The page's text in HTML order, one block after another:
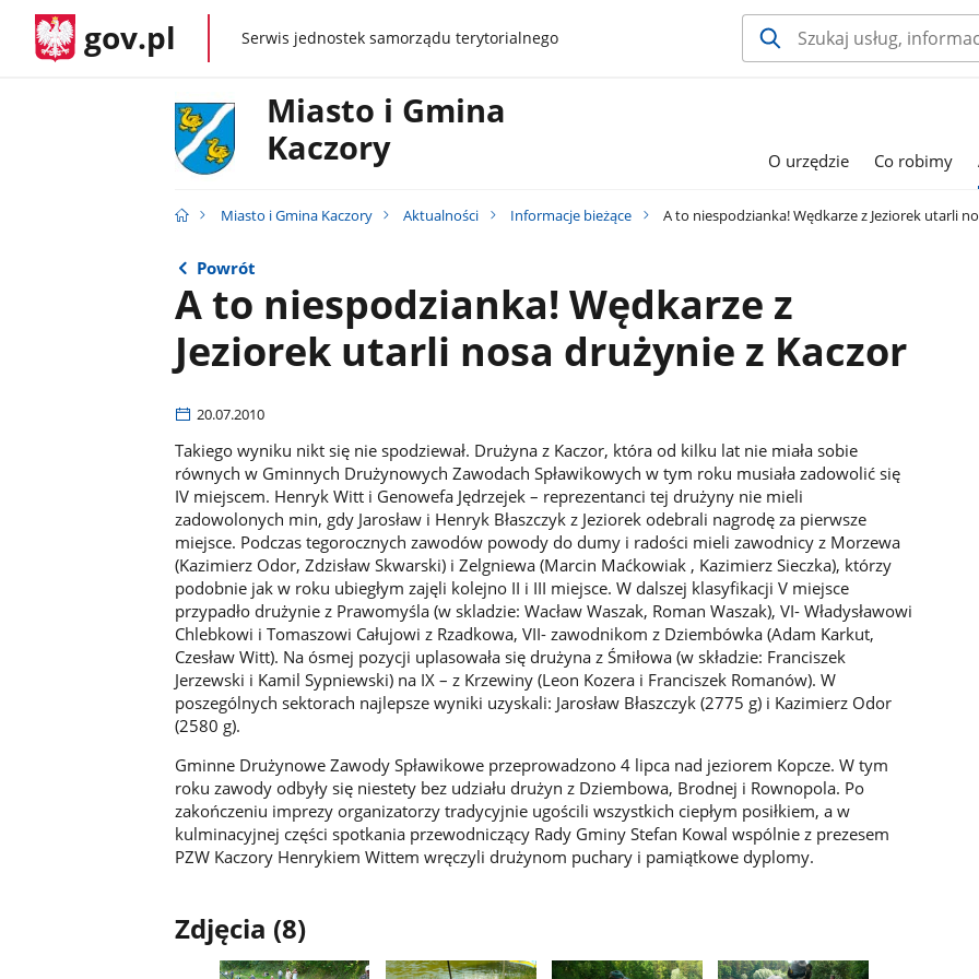
gov.pl gov.plSerwis jednostek samorządu terytorialnego
Miasto i Gmina
Kaczory
O urzędzie Co robimy
Miasto i Gmina Kaczory Aktualności Informacje bieżące A to niespodzianka! Wędkarze z Jeziorek utarli
Powrót
A to niespodzianka! Wędkarze z
Jeziorek utarli nosa drużynie z Kaczor
20.07.2010
Takiego wyniku nikt się nie spodziewał. Drużyna z Kaczor, która od kilku lat nie miała sobie
równych w Gminnych Drużynowych Zawodach Spławikowych w tym roku musiała zadowolić się
IV miejscem. Henryk Witt i Genowefa Jędrzejek – reprezentanci tej drużyny nie mieli
zadowolonych min, gdy Jarosław i Henryk Błaszczyk z Jeziorek odebrali nagrodę za pierwsze
miejsce. Podczas tegorocznych zawodów powody do dumy i radości mieli zawodnicy z Morzewa
(Kazimierz Odor, Zdzisław Skwarski) i Zelgniewa (Marcin Maćkowiak , Kazimierz Sieczka), którzy
podobnie jak w roku ubiegłym zajęli kolejno II i III miejsce. W dalszej klasyfikacji V miejsce
przypadło drużynie z Prawomyśla (w skladzie: Wacław Waszak, Roman Waszak), VI- Władysławowi
Chlebkowi i Tomaszowi Całujowi z Rzadkowa, VII- zawodnikom z Dziembówka (Adam Karkut,
Czesław Witt). Na ósmej pozycji uplasowała się drużyna z Śmiłowa (w składzie: Franciszek
Jerzewski i Kamil Sypniewski) na IX – z Krzewiny (Leon Kozera i Franciszek Romanów). W
poszególnych sektorach najlepsze wyniki uzyskali: Jarosław Błaszczyk (2775 g) i Kazimierz Odor
(2580 g).
Gminne Drużynowe Zawody Spławikowe przeprowadzono 4 lipca nad jeziorem Kopcze. W tym
roku zawody odbyły się niestety bez udziału drużyn z Dziembowa, Brodnej i Rownopola. Po
zakończeniu imprezy organizatorzy tradycyjnie ugościli wszystkich ciepłym posiłkiem, a w
kulminacyjnej części spotkania przewodniczący Rady Gminy Stefan Kowal wspólnie z prezesem
PZW Kaczory Henrykiem Wittem wręczyli drużynom puchary i pamiątkowe dyplomy.
Zdjęcia (8)